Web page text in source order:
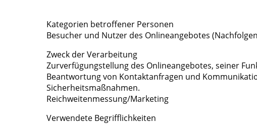
Kategorien betroffener Personen
Besucher und Nutzer des Onlineangebotes
Zweck der Verarbeitung
Zurverfügungstellung des Onlineangebotes, seiner
Beantwortung von Kontaktanfragen und
Sicherheitsmaßnahmen.
Reichweitenmessung/Marketing
Verwendete Begrifflichkeiten